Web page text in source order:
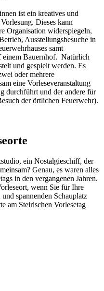
ist ein kreatives und
Dieses kann
Organisation widerspiegeln,
Ausstellungsbesuche in
samt
einem Bauernhof. Natürlich
und gespielt werden. Es
oder mehrere
eine Vorleseveranstaltung
durchführt und der andere für
der örtlichen Feuerwehr).
ein Nostalgieschiff, der
Genau, es waren alles
in den vergangenen Jahren.
wenn Sie für Ihre
spannenden Schauplatz
am Steirischen Vorlesetag